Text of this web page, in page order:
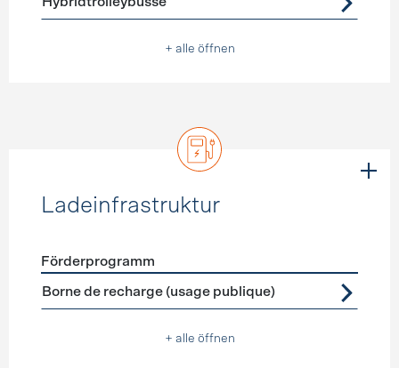
+ alle öffnen
Ladeinfrastruktur
Förderprogramme Ladeinfrastruktur
Förderprogramm
Borne de recharge (usage publique)
+ alle öffnen